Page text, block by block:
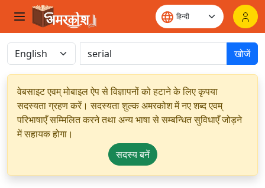
खोजें
वेबसाइट एवम् मोबाइल ऐप से विज्ञापनों को हटाने के लिए कृपया
सदस्यता ग्रहण करें। सदस्यता शुल्क अमरकोश में नए शब्द एवम्
परिभाषाएँ सम्मिलित करने तथा अन्य भाषा से सम्बन्धित सुविधाएँ जोड़ने
में सहायक होगा।
सदस्य बनें